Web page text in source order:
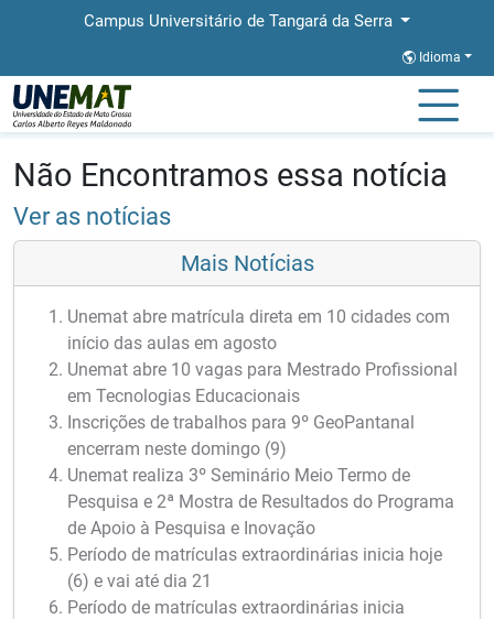
Campus Universitário de Tangará da Serra
Idioma
Página Inicial
Não Encontramos essa notícia
Ver as notícias
Mais Notícias
Unemat abre matrícula direta em 10 cidades com
início das aulas em agosto
Unemat abre 10 vagas para Mestrado Profissional
em Tecnologias Educacionais
Inscrições de trabalhos para 9º GeoPantanal
encerram neste domingo (9)
Unemat realiza 3º Seminário Meio Termo de
Pesquisa e 2ª Mostra de Resultados do Programa
de Apoio à Pesquisa e Inovação
Período de matrículas extraordinárias inicia hoje
(6) e vai até dia 21
Período de matrículas extraordinárias inicia